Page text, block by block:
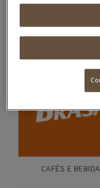
CAFÉS E
CAFÉS E